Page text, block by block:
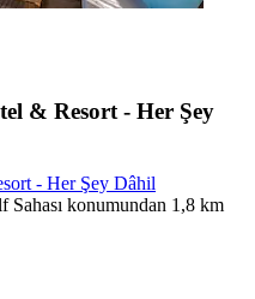
& Resort - Her Şey
- Her Şey Dâhil
konumundan 1,8 km